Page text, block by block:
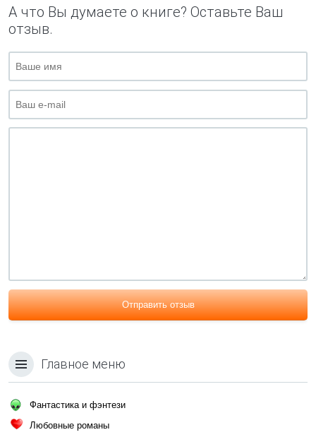
А что Вы думаете о книге? Оставьте Ваш
отзыв.
Отправить отзыв
Главное меню
Фантастика и фэнтези
Любовные романы